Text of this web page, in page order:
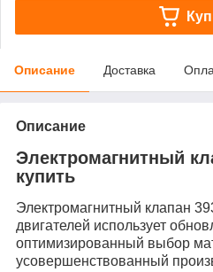
Описание Доставка
Описание
Электромагнитный
купить
Электромагнитный клапан
двигателей использует
оптимизированный выбор
усовершенствованный